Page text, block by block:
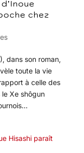
chez
dans son roman,
toute la vie
à celle des
le Xe shôgun